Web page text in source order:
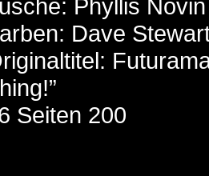
Phyllis Novin
Dave
Seiten 200